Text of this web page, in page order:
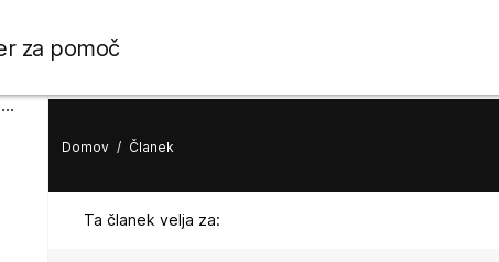
za pomoč
Domov / Članek
Ta članek velja za: